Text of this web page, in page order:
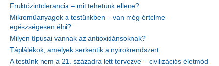
Fruktózintolerancia – mit tehetünk ellene?
Mikroműanyagok a testünkben – van még értelme
egészségesen élni?
Milyen típusai vannak az antioxidánsoknak?
Táplálékok, amelyek serkentik a nyirokrendszert
A testünk nem a 21. századra lett tervezve – civilizációs életmód